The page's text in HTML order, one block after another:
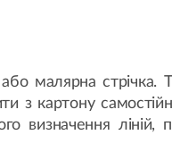
малярна стрічка.
з картону
визначення